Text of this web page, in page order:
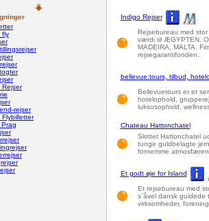
fly
Rejser
rejser
Flybilletter
Indigo Rejser
Rejsebureau med
værdi til ÆGYPTEN.
MADEIRA, MALTA.
rejsegarantifonden.
bellevue:tours, tilbud,
Bellevuetours er et
hotelophold,
luksusophold,
Chateau Hattonchatel
Slottet Hattonchatel
tunge guldbelagte
fornemme
Et godt øje for Island
Et rejsebureau med
s¨åvel dansk
virksomheder,